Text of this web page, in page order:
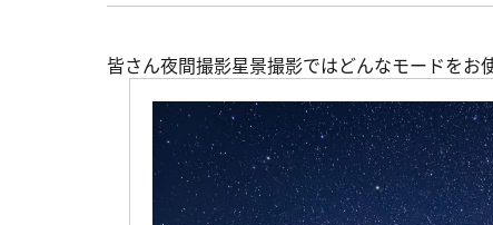
皆さん夜間撮影星景撮影ではどんなモードをお